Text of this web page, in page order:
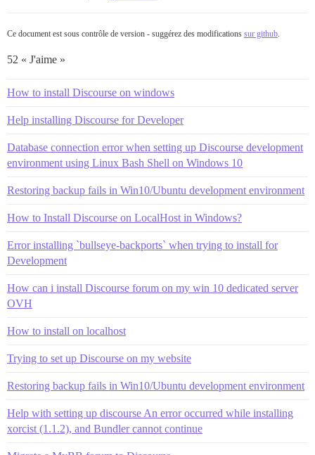
Ce document est sous contrôle de version - suggérez des modifications sur github.
52 « J'aime »
How to install Discourse on windows
Help installing Discourse for Developer
Database connection error when setting up Discourse development
environment using Linux Bash Shell on Windows 10
Restoring backup fails in Win10/Ubuntu development environment
How to Install Discourse on LocalHost in Windows?
Error installing `bullseye-backports` when trying to install for
Development
How can i install Discourse forum on my win 10 dedicated server
OVH
How to install on localhost
Trying to set up Discourse on my website
Restoring backup fails in Win10/Ubuntu development environment
Help with setting up discourse An error occurred while installing
xorcist (1.1.2), and Bundler cannot continue